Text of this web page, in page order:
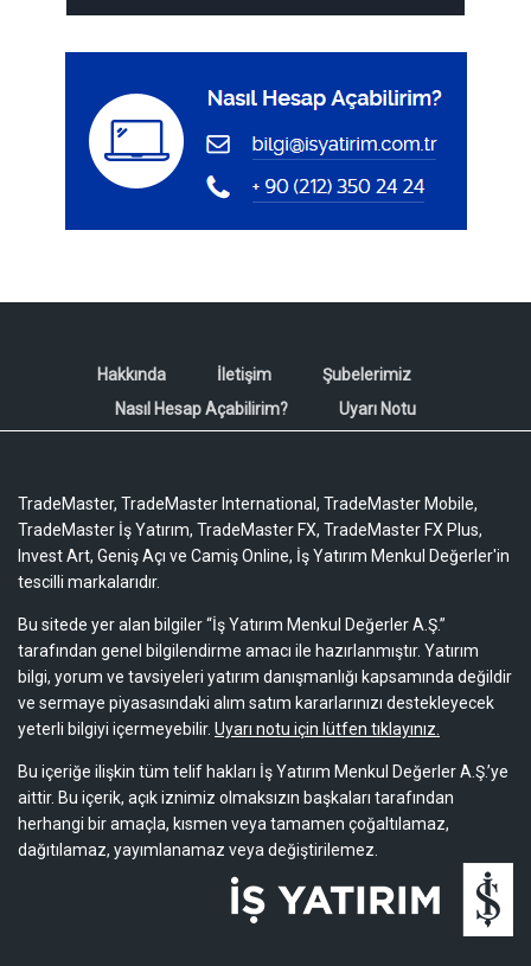
Hakkında İletişim
Şubelerimiz
Nasıl Hesap Açabilirim?
Uyarı Notu
TradeMaster, TradeMaster International, TradeMaster Mobile,
TradeMaster İş Yatırım, TradeMaster FX, TradeMaster FX Plus,
Invest Art, Geniş Açı ve Camiş Online, İş Yatırım Menkul Değerler'in
tescilli markalarıdır.
Bu sitede yer alan bilgiler “İş Yatırım Menkul Değerler A.Ş.”
tarafından genel bilgilendirme amacı ile hazırlanmıştır. Yatırım
bilgi, yorum ve tavsiyeleri yatırım danışmanlığı kapsamında değildir
ve sermaye piyasasındaki alım satım kararlarınızı destekleyecek
yeterli bilgiyi içermeyebilir. Uyarı notu için lütfen tıklayınız.
Bu içeriğe ilişkin tüm telif hakları İş Yatırım Menkul Değerler A.Ş.’ye
aittir. Bu içerik, açık iznimiz olmaksızın başkaları tarafından
herhangi bir amaçla, kısmen veya tamamen çoğaltılamaz,
dağıtılamaz, yayımlanamaz veya değiştirilemez.